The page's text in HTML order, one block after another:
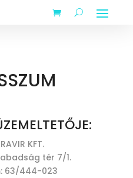
KFT.
tér 7/1.
63/444-023